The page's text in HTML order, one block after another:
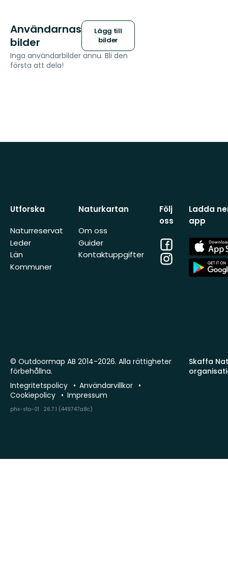
Användarnas
bilder
Lägg till
bilder
Inga användarbilder ännu. Bli den
första att dela!
Utforska
Naturreservat
Leder
Län
Kommuner
Naturkartan
Om oss
Guider
Kontaktuppgifter
Följ
oss
Facebook
Instagram
Ladda
app
App
Store
App
Store
Skaffa
© Outdoormap AB 2014-2026. Alla rättigheter
förbehållna.
Integritetspolicy
Användarvillkor
Cookiepolicy
Impressum
phx-sto-01 · 26.7.1 (449747a8c)